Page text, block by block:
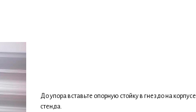
До упора вставьте опорную стойку в гнездо на корпусе
стенда.